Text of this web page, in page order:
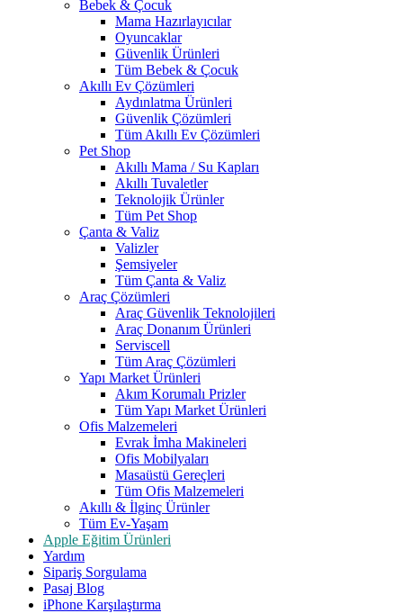
Bebek & Çocuk
Mama Hazırlayıcılar
Oyuncaklar
Güvenlik Ürünleri
Tüm Bebek & Çocuk
Akıllı Ev Çözümleri
Aydınlatma Ürünleri
Güvenlik Çözümleri
Tüm Akıllı Ev Çözümleri
Pet Shop
Akıllı Mama / Su Kapları
Akıllı Tuvaletler
Teknolojik Ürünler
Tüm Pet Shop
Çanta & Valiz
Valizler
Şemsiyeler
Tüm Çanta & Valiz
Araç Çözümleri
Araç Güvenlik Teknolojileri
Araç Donanım Ürünleri
Serviscell
Tüm Araç Çözümleri
Yapı Market Ürünleri
Akım Korumalı Prizler
Tüm Yapı Market Ürünleri
Ofis Malzemeleri
Evrak İmha Makineleri
Ofis Mobilyaları
Masaüstü Gereçleri
Tüm Ofis Malzemeleri
Akıllı & İlginç Ürünler
Tüm Ev-Yaşam
Apple Eğitim Ürünleri
Yardım
Sipariş Sorgulama
Pasaj Blog
iPhone Karşılaştırma